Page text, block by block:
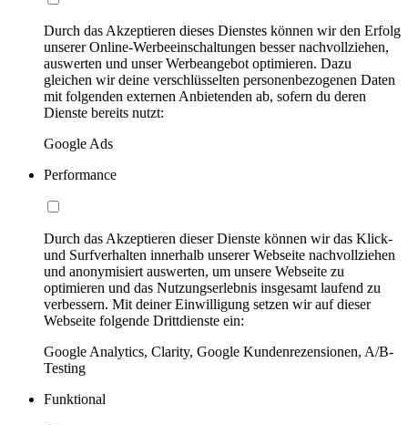
Durch das Akzeptieren dieses Dienstes können wir den Erfolg
unserer Online-Werbeeinschaltungen besser nachvollziehen,
auswerten und unser Werbeangebot optimieren. Dazu
gleichen wir deine verschlüsselten personenbezogenen Daten
mit folgenden externen Anbietenden ab, sofern du deren
Dienste bereits nutzt:
Google Ads
Performance
Durch das Akzeptieren dieser Dienste können wir das Klick-
und Surfverhalten innerhalb unserer Webseite nachvollziehen
und anonymisiert auswerten, um unsere Webseite zu
optimieren und das Nutzungserlebnis insgesamt laufend zu
verbessern. Mit deiner Einwilligung setzen wir auf dieser
Webseite folgende Drittdienste ein:
Google Analytics, Clarity, Google Kundenrezensionen, A/B-
Testing
Funktional